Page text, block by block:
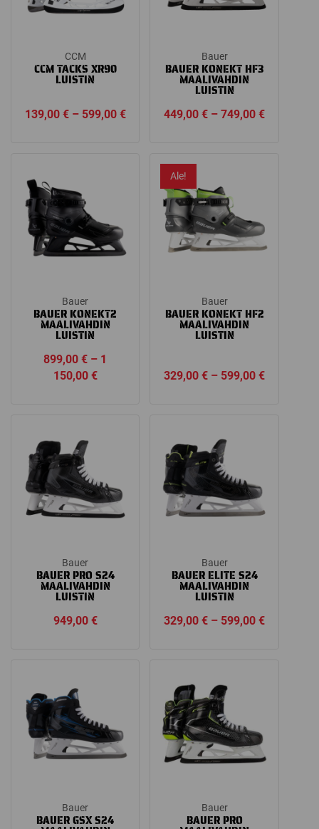
CCM
CCM TACKS XR90
LUISTIN
139,00 € – 599,00 €Price
through
Bauer
BAUER KONEKT HF3
MAALIVAHDIN
LUISTIN
449,00€ – 749,00€Price
Bauer
BAUER KONEKT2
MAALIVAHDIN
LUISTIN
899,00€ – 1
150,00 €Price
Ale!
Bauer
BAUER KONEKT HF2
MAALIVAHDIN
LUISTIN
329,00€ – 599,00€Price
Bauer
BAUER PRO S24
MAALIVAHDIN
LUISTIN
949,00 €
Bauer
BAUER ELITE S24
MAALIVAHDIN
LUISTIN
329,00€ – 599,00€Price
Bauer
BAUER GSX S24
Bauer
BAUER PRO